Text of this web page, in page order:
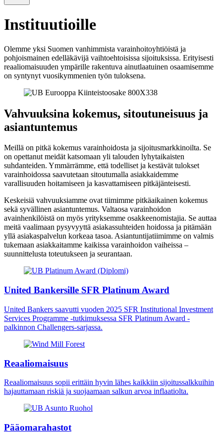
Instituutioille
Olemme yksi Suomen vanhimmista varainhoitoyhtiöistä ja
pohjoismainen edelläkävijä vaihtoehtoisissa sijoituksissa. Erityisesti
reaaliomaisuuden ympärille rakentuva ainutlaatuinen osaamisemme
on syntynyt vuosikymmenien työn tuloksena.
Vahvuuksina kokemus, sitoutuneisuus ja
asiantuntemus
Meillä on pitkä kokemus varainhoidosta ja sijoitusmarkkinoilta. Se
on opettanut meidät katsomaan yli talouden lyhytaikaisten
suhdanteiden. Ymmärrämme, että todelliset ja kestävät tulokset
varainhoidossa saavutetaan sitoutumalla asiakkaidemme
varallisuuden hoitamiseen ja kasvattamiseen pitkäjänteisesti.
Keskeisiä vahvuuksiamme ovat tiimimme pitkäaikainen kokemus
sekä syvällinen asiantuntemus. Valtaosa varainhoidon
avainhenkilöistä on myös yrityksemme osakkeenomistajia. Se auttaa
meitä vaalimaan pysyvyyttä asiakassuhteiden hoidossa ja pitämään
yllä asiakaspalvelun korkeaa tasoa. Asiantuntijatiimimme on valmis
tukemaan asiakkaitamme kaikissa varainhoidon vaiheissa –
suunnittelusta toteutukseen ja seurantaan.
United Bankersille SFR Platinum Award
United Bankers saavutti vuoden 2025 SFR Institutional Investment
Services Programme -tutkimuksessa SFR Platinum Award -
palkinnon Challengers-sarjassa.
Reaaliomaisuus
Reaaliomaisuus sopii erittäin hyvin lähes kaikkiin sijoitussalkkuihin
hajauttamaan riskiä ja suojaamaan salkun arvoa inflaatiolta.
Pääomarahastot